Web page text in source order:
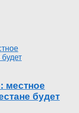
местное
будет